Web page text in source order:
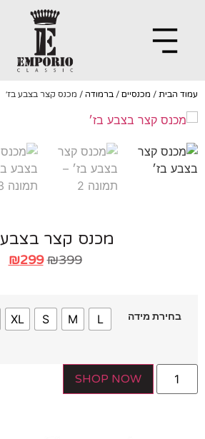
הבית/מכנסיים/ברמודה/ מכנס קצר בצבע בז׳
מכנס קצר בצבע בז׳
₪
₪299
מידה L
M
S
XL
XS
SHOP NOW